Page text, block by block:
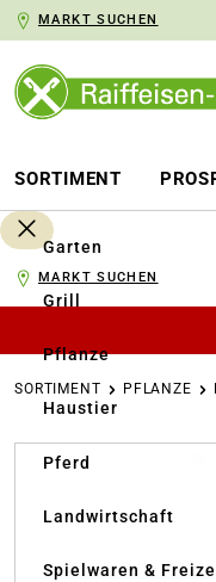
Zur
MARKT SUCHEN
SORTIMENT
Garten
Grill
Pflanze
Haustier
Pferd
Landwirtschaft
Spielwaren &
MARKT SUCHEN
SORTIMENT PFLANZE
Bildergalerie